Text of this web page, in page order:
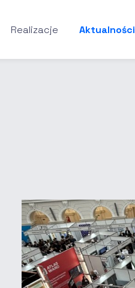
Realizacje Aktualności